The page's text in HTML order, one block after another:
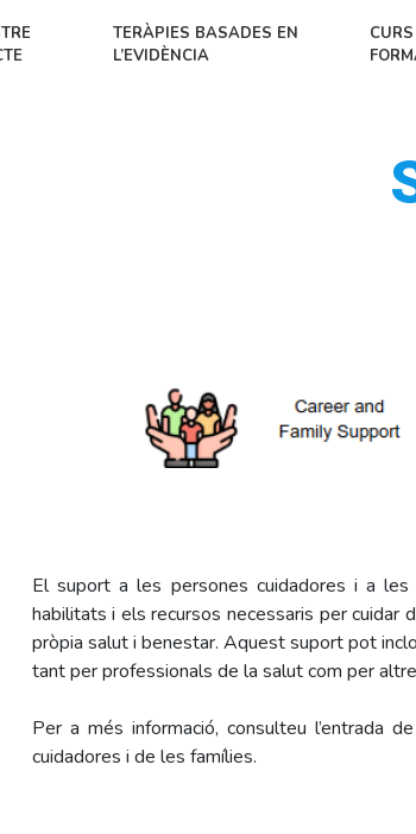
TERÀPIES BASADES EN
L’EVIDÈNCIA
El suport a les persones cuidadores i a
habilitats i els recursos necessaris per
pròpia salut i benestar. Aquest suport pot
tant per professionals de la salut com per
Per a més informació, consulteu l’entrada
cuidadores i de les famílies.